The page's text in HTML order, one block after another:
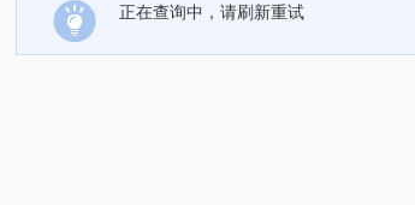
正在查询中，请刷新重试